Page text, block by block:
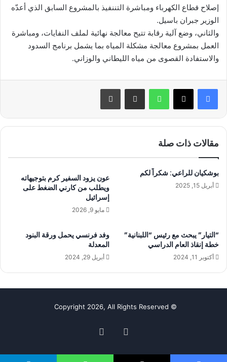
إصلاح قطاع الكهرباء ومباشرة التننفيذ بالمشروع السابق الذي أعدّه
الوزير جبران باسيل.
والثاني، وضع آلية رقابة تتيح معالجة نهائية لملف النفايات، ومباشرة
العمل بمشروع معالجة مشكلة المياه بما يشمل برنامج السدود
والاستفادة القصوى من مياه الليطاني والوزاني.
واتساب مشاركة عبر البريد طباعة
مقالات ذات صلة
بوشكيان للراعي: شكراً لكم
أبريل 15, 2025
عون يزود السفير كرم بتوجيهاته
ويطلب من كارني الضغط على
إسرائيل
مايو 9, 2026
“التيار” يبحث مع رئيس “اللبنانية”
خطة إنقاذ العام الدراسي
أكتوبر 11, 2024
وفد فرنسي يحمل ورقة البنود
المعدلة
أبريل 29, 2024
© Copyright 2026, All Rights Reserved
فيسبوك